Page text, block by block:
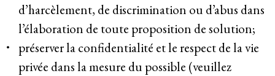
d’harcèlement, de discrimination ou d’abus dans
l’élaboration de toute proposition de solution;
préserver la confidentialité et le respect de la vie
privée dans la mesure du possible (veuillez